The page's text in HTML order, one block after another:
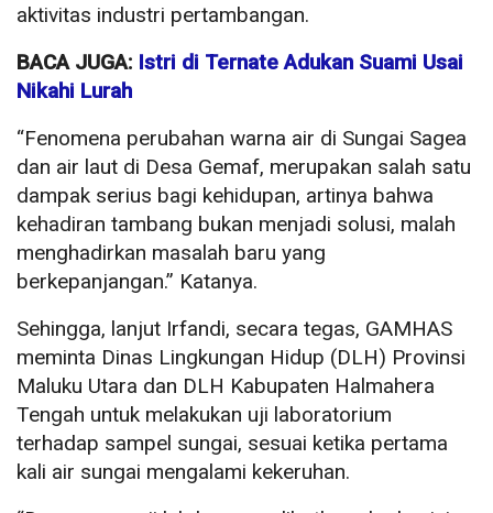
aktivitas industri pertambangan.
BACA JUGA: Istri di Ternate Adukan Suami Usai
Nikahi Lurah
“Fenomena perubahan warna air di Sungai Sagea
dan air laut di Desa Gemaf, merupakan salah satu
dampak serius bagi kehidupan, artinya bahwa
kehadiran tambang bukan menjadi solusi, malah
menghadirkan masalah baru yang
berkepanjangan.” Katanya.
Sehingga, lanjut Irfandi, secara tegas, GAMHAS
meminta Dinas Lingkungan Hidup (DLH) Provinsi
Maluku Utara dan DLH Kabupaten Halmahera
Tengah untuk melakukan uji laboratorium
terhadap sampel sungai, sesuai ketika pertama
kali air sungai mengalami kekeruhan.